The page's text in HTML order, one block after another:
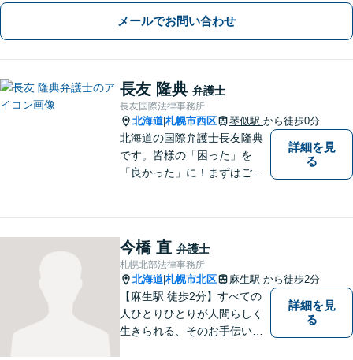
知見！講演セミナー多数、分かりやす
い説明【初回相談無料】
メールでお問い合わせ
長友 隆典 弁護士
長友国際法律事務所
北海道 札幌市西区 琴似駅 から徒歩0分
北海道の国際弁護士長友隆典
です。皆様の「困った」を
「良かった」に！まずはご相
ています。 English available
英語対応可
詳細を見
る
今橋 直 弁護士
札幌北部法律事務所
北海道 札幌市北区 麻生駅 から徒歩2分
【麻生駅 徒歩2分】すべての
人ひとりひとりが人間らしく
生きられる、そのお手伝いを
詳細を見
る